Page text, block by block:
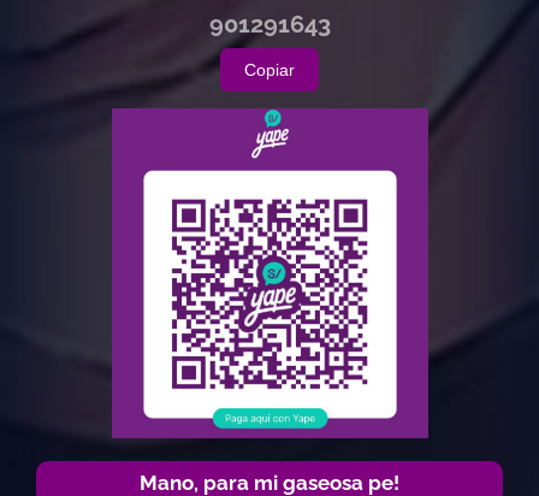
901291643
Copiar
Mano, para mi gaseosa pe!